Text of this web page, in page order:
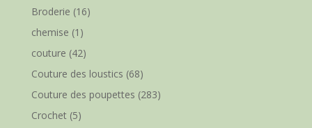
Broderie (16)
chemise (1)
couture (42)
Couture des loustics (68)
Couture des poupettes (283)
Crochet (5)